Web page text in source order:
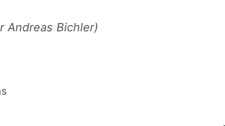
Andreas Bichler)